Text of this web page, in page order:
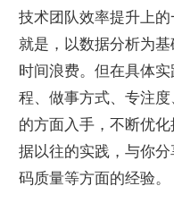
技术团队效率提升上
就是，以数据分析为
时间浪费。但在具体
程、做事方式、专注
的方面入手，不断优
据以往的实践，与你
码质量等方面的经验。